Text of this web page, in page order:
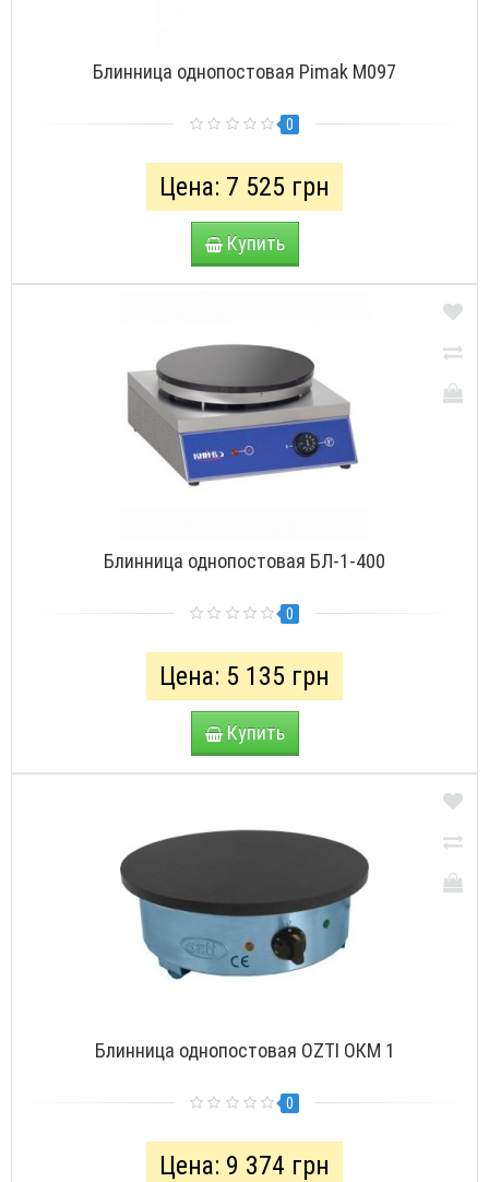
Блинница однопостовая Pimak М097
0
Цена: 7 525 грн
Купить
Блинница однопостовая БЛ-1-400
0
Цена: 5 135 грн
Купить
Блинница однопостовая ОZTI ОКМ 1
0
Цена: 9 374 грн